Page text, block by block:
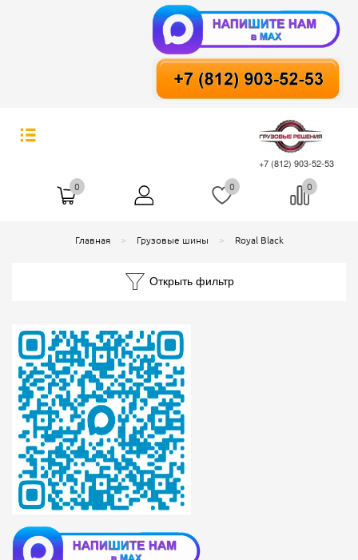
+7 (812) 903-52-53
0 0 0
Главная Грузовые шины Royal Black
Открыть фильтр